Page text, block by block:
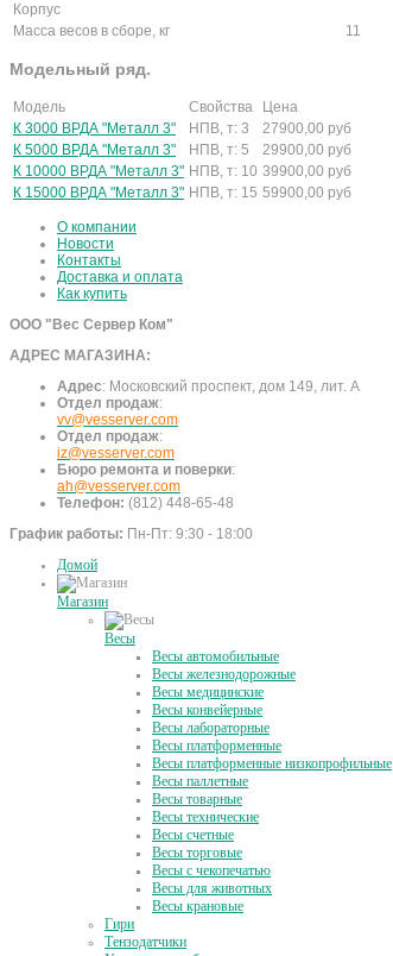
Корпус
Масса весов в сборе, кг
11
Модельный ряд.
Модель Свойства
Цена
К 3000 ВРДА "Металл 3"
НПВ, т: 3 27900,00 руб
К 5000 ВРДА "Металл 3"
НПВ, т: 5 29900,00 руб
К 10000 ВРДА "Металл 3" НПВ, т: 10 39900,00 руб
К 15000 ВРДА "Металл 3" НПВ, т: 15 59900,00 руб
О компании
Новости
Контакты
Доставка и оплата
Как купить
ООО "Вес Сервер Ком"
АДРЕС МАГАЗИНА:
Адрес: Московский проспект, дом 149, лит. А
Отдел продаж:
vv@vesserver.com
Отдел продаж:
iz@vesserver.com
Бюро ремонта и поверки:
ah@vesserver.com
Телефон: (812) 448-65-48
График работы: Пн-Пт: 9:30 - 18:00
Домой
Магазин
Весы
Весы автомобильные
Весы железнодорожные
Весы медицинские
Весы конвейерные
Весы лабораторные
Весы платформенные
Весы платформенные низкопрофильные
Весы паллетные
Весы товарные
Весы технические
Весы счетные
Весы торговые
Весы с чекопечатью
Весы для животных
Весы крановые
Гири
Тензодатчики